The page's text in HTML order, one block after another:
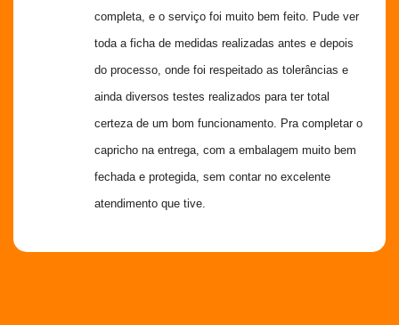
completa, e o serviço foi muito bem feito. Pude ver
toda a ficha de medidas realizadas antes e depois
do processo, onde foi respeitado as tolerâncias e
ainda diversos testes realizados para ter total
certeza de um bom funcionamento. Pra completar o
capricho na entrega, com a embalagem muito bem
fechada e protegida, sem contar no excelente
atendimento que tive.